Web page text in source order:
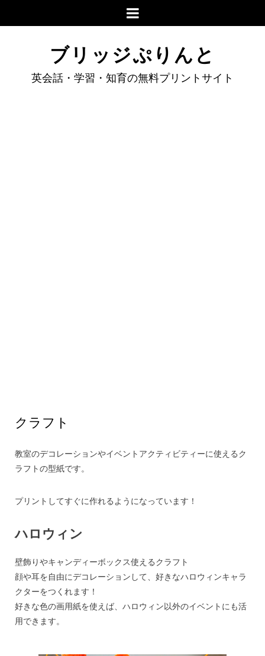
ブリッジぷりんと
英会話・学習・知育の無料プリントサイト
クラフト
教室のデコレーションやイベントアクティビティーに使えるク
ラフトの型紙です。
プリントしてすぐに作れるようになっています！
ハロウィン
壁飾りやキャンディーボックス使えるクラフト
顔や耳を自由にデコレーションして、好きなハロウィンキャラ
クターをつくれます！
好きな色の画用紙を使えば、ハロウィン以外のイベントにも活
用できます。